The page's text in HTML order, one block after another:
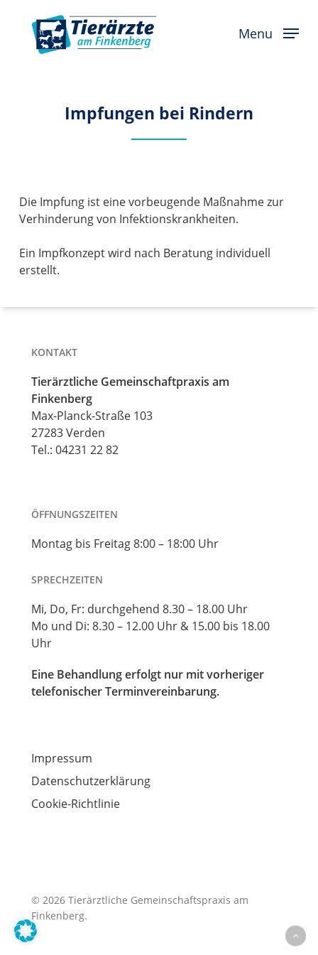
content
Menu
Impfungen bei Rindern
Die Impfung ist eine vorbeugende Maßnahme zur
Verhinderung von Infektionskrankheiten.
Ein Impfkonzept wird nach Beratung individuell
erstellt.
KONTAKT
Tierärztliche Gemeinschaftpraxis am
Finkenberg
Max-Planck-Straße 103
27283 Verden
Tel.:04231 22 82
ÖFFNUNGSZEITEN
Montag bis Freitag 8:00 – 18:00 Uhr
SPRECHZEITEN
Mi, Do, Fr: durchgehend 8.30 – 18.00 Uhr
Mo und Di: 8.30 – 12.00 Uhr & 15.00 bis 18.00
Uhr
Eine Behandlung erfolgt nur mit vorheriger
telefonischer Terminvereinbarung.
Impressum
Datenschutzerklärung
Cookie-Richtlinie
© 2026 Tierärztliche Gemeinschaftspraxis am
Finkenberg.